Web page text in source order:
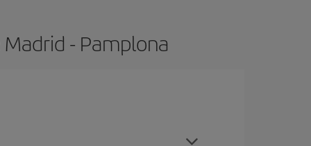
- Pamplona